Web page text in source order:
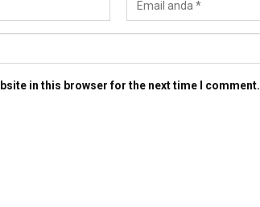
in this browser for the next time I comment.